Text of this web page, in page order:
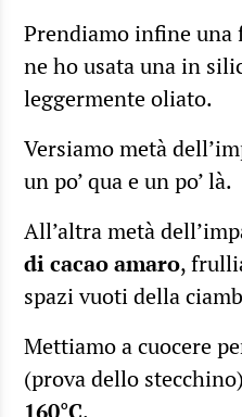
Prendiamo infine una
ne ho usata una in
leggermente oliato.
Versiamo metà
un po’ qua e un po’ là.
All’altra metà
di cacao amaro,
spazi vuoti della
Mettiamo a cuocere
(prova dello
160°C.